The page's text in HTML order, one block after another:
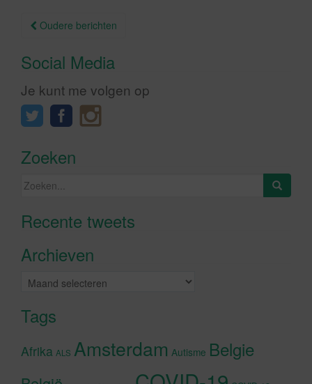
Berichtnavigatie
Oudere berichten
Social Media
Je kunt me volgen op
Zoeken
Zoeken
Recente tweetsKlik om marketing cookies te
Archieven
Archieven
Tags
Afrika ALS Amsterdam Autisme Belgie